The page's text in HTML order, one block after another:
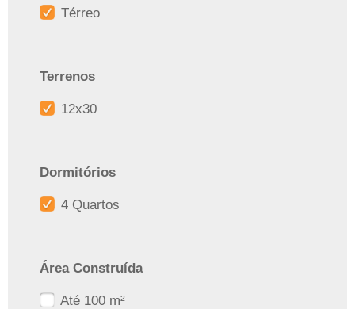
Térreo
Terrenos
12x30
Dormitórios
4 Quartos
Área Construída
Até 100 m²